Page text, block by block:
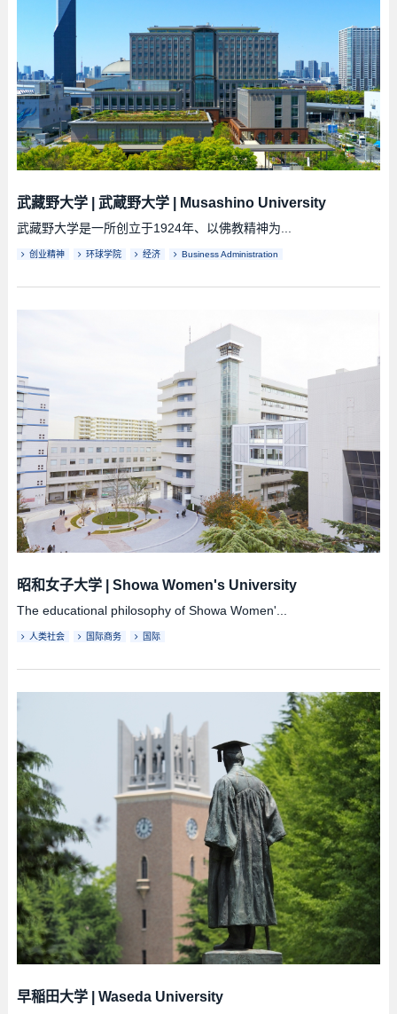
武藏野大学| 武蔵野大学| Musashino University
武藏野大学是一所创立于1924年、以佛教精神为...
创业精神 环球学院 经济 Business Administration
昭和女子大学| Showa Women's University
The educational philosophy of Showa Women'...
人类社会 国际商务 国际
早稲田大学| Waseda University